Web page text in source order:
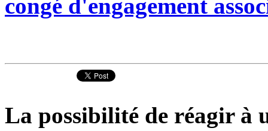
congé d'engagement
La possibilité de réagir à